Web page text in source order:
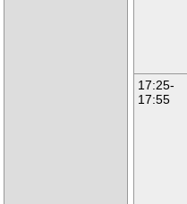
17:25-
17:55